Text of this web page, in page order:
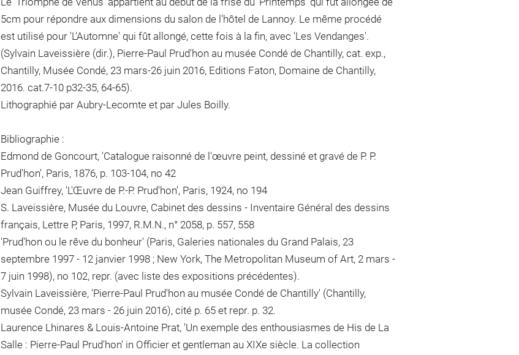
5cm pour répondre aux dimensions du salon de l'hôtel de Lannoy. Le même procédé
est utilisé pour 'L'Automne' qui fût allongé, cette fois à la fin, avec 'Les Vendanges'.
(Sylvain Laveissière (dir.), Pierre-Paul Prud'hon au musée Condé de Chantilly, cat. exp.,
Chantilly, Musée Condé, 23 mars-26 juin 2016, Editions Faton, Domaine de Chantilly,
2016. cat.7-10 p32-35, 64-65).
Lithographié par Aubry-Lecomte et par Jules Boilly.
Bibliographie :
Edmond de Goncourt, 'Catalogue raisonné de l'œuvre peint, dessiné et gravé de P. P.
Prud'hon', Paris, 1876, p. 103-104, no 42
Jean Guiffrey, 'L'Œuvre de P.-P. Prud'hon', Paris, 1924, no 194
S. Laveissière, Musée du Louvre, Cabinet des dessins - Inventaire Général des dessins
français, Lettre P, Paris, 1997, R.M.N., n° 2058, p. 557, 558
'Prud'hon ou le rêve du bonheur' (Paris, Galeries nationales du Grand Palais, 23
septembre 1997 - 12 janvier 1998 ; New York, The Metropolitan Museum of Art, 2 mars -
7 juin 1998), no 102, repr. (avec liste des expositions précédentes).
Sylvain Laveissière, 'Pierre-Paul Prud'hon au musée Condé de Chantilly' (Chantilly,
musée Condé, 23 mars - 26 juin 2016), cité p. 65 et repr. p. 32.
Laurence Lhinares & Louis-Antoine Prat, 'Un exemple des enthousiasmes de His de La
Salle : Pierre-Paul Prud'hon' in Officier et gentleman au XIXe siècle. La collection